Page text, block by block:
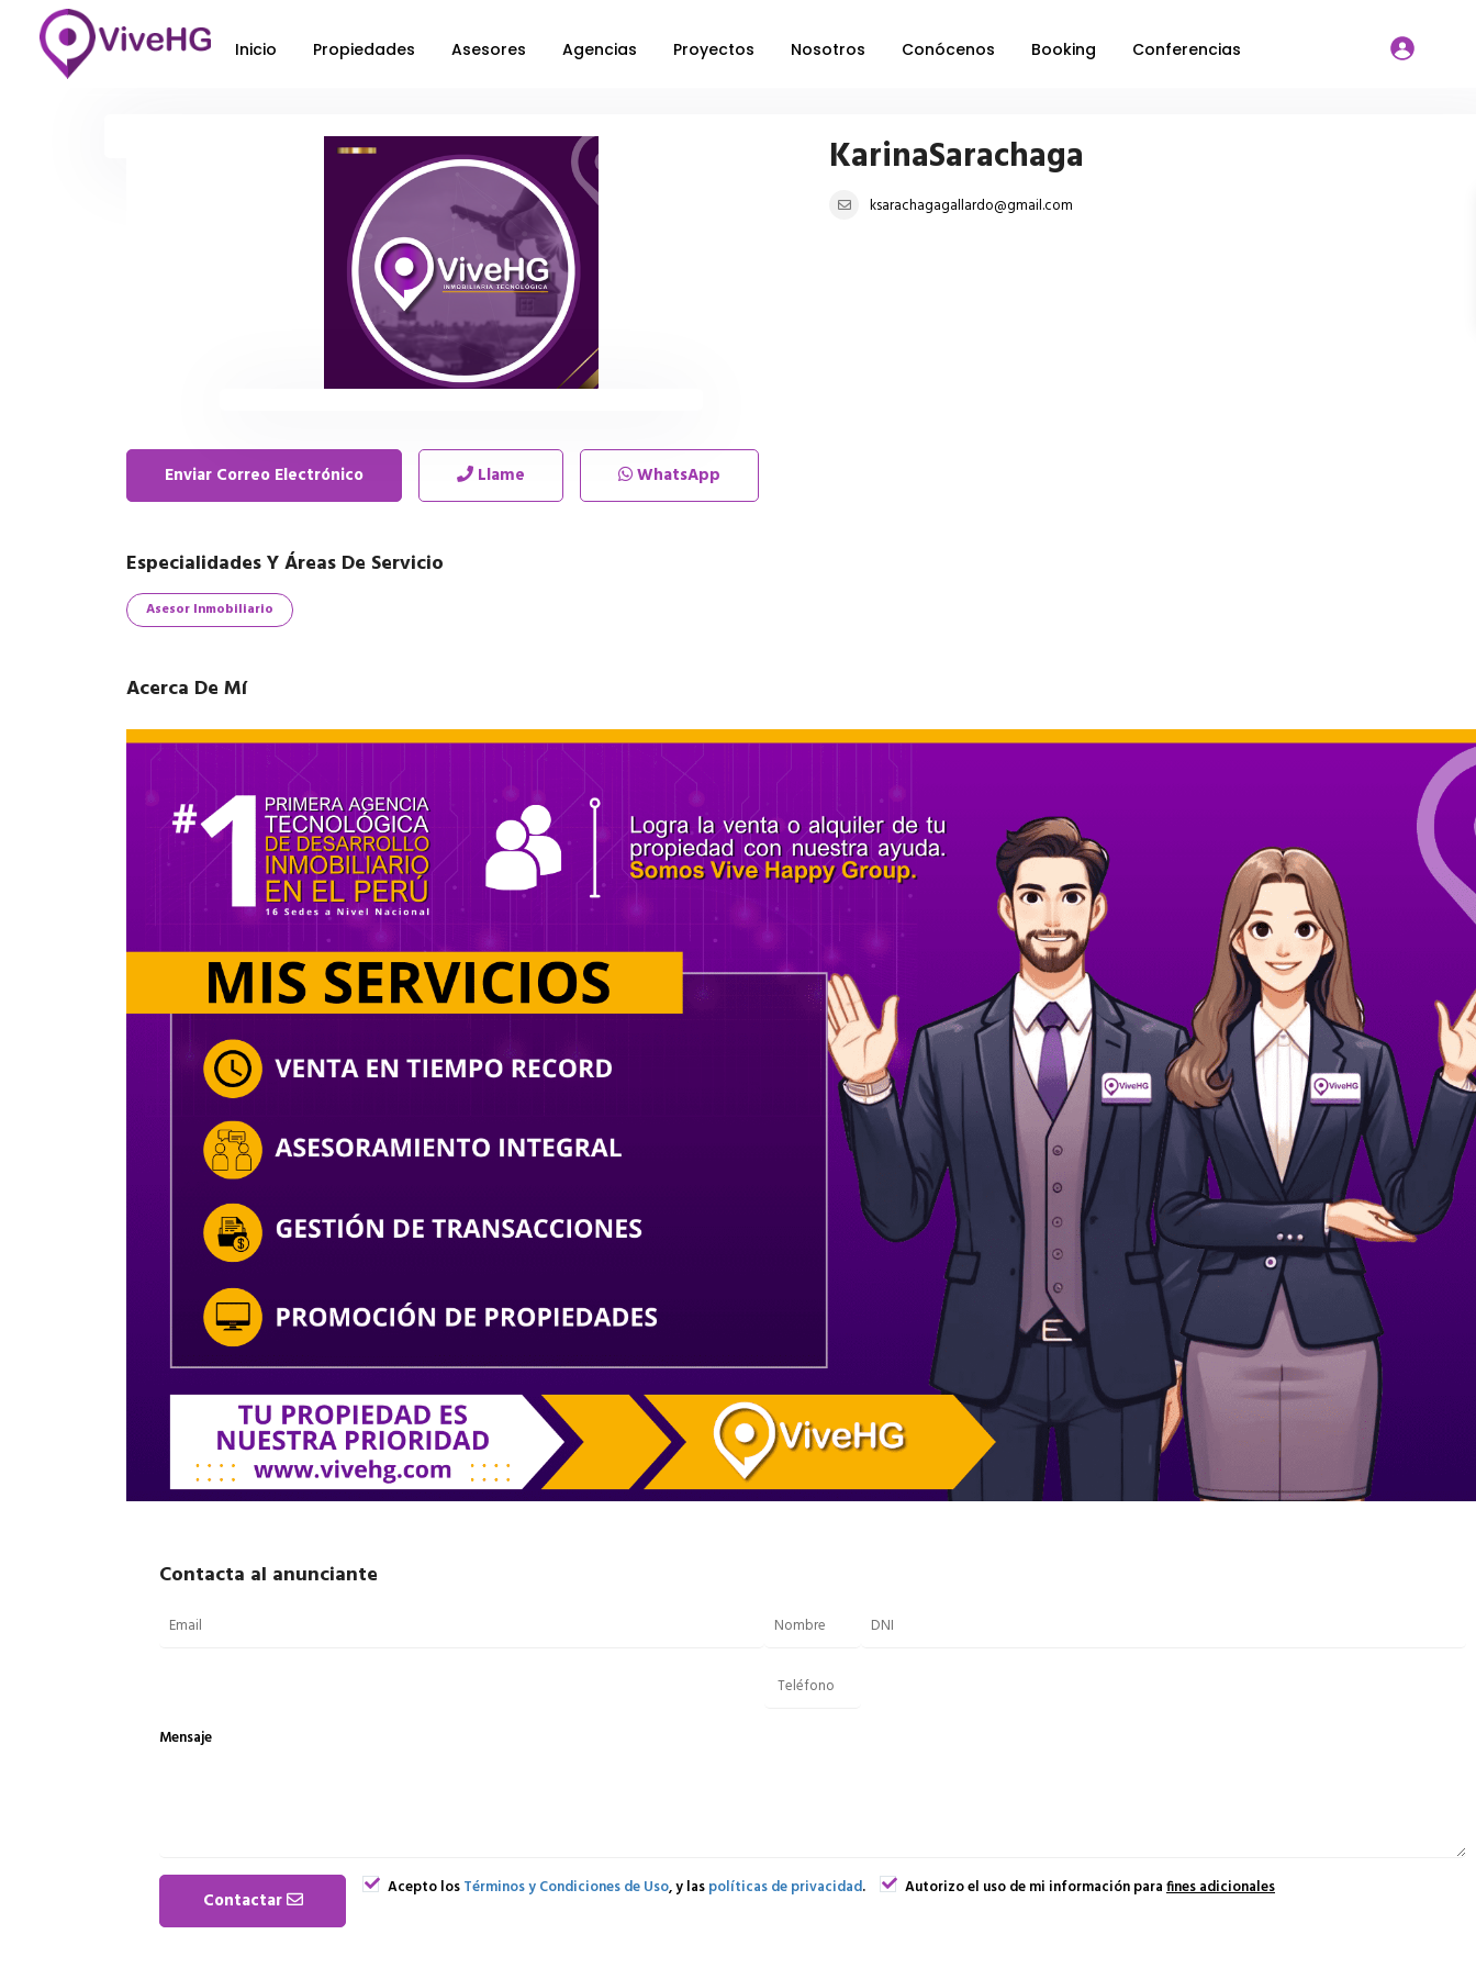
Inicio Propiedades Asesores Agencias Proyectos Nosotros Conócenos Booking Conferencias
KarinaSarachaga
ksarachagagallardo@gmail.com
Enviar Correo Electrónico Llame WhatsApp
Especialidades Y Áreas De Servicio
Asesor Inmobiliario
Acerca De Mí
Contacta al anunciante
Mensaje
Acepto losTérminos y Condiciones de Uso, y laspolíticas de privacidad. Autorizo el uso de mi información parafines adicionales
Contactar